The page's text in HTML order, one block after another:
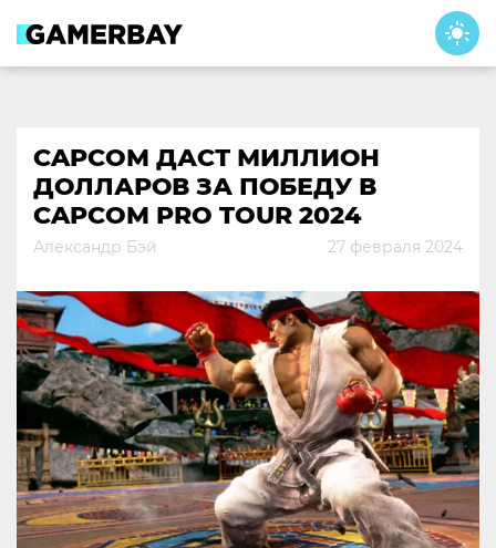
content
CAPCOM ДАСТ МИЛЛИОН
ДОЛЛАРОВ ЗА ПОБЕДУ В
CAPCOM PRO TOUR 2024
Александр Бэй 27 февраля 2024